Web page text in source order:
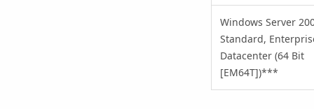
Windows Server
Standard,
Datacenter (64 Bit
[EM64T])***